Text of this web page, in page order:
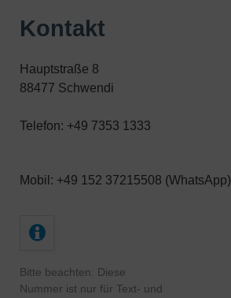
Kontakt
Hauptstraße 8
88477 Schwendi
Telefon: +49 7353 1333
Mobil: +49 152 37215508 (WhatsApp)
Bitte beachten: Diese
Nummer ist nur für Text- und